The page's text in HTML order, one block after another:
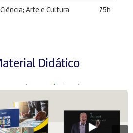
Arte e Cultura 75h
Didático